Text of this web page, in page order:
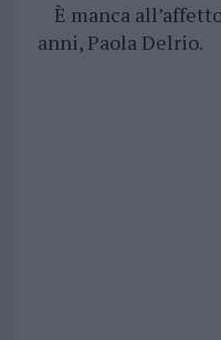
È manca
anni, Paola Delrio.